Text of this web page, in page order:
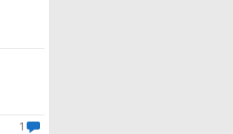
1